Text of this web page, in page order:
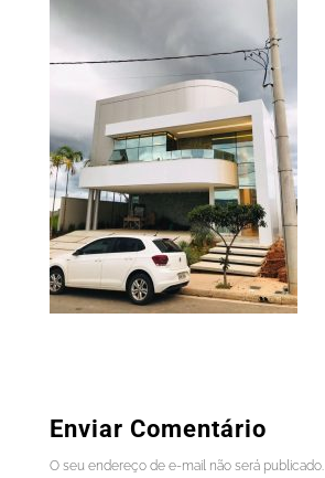
Enviar Comentário
O seu endereço de e-mail não será publicado.